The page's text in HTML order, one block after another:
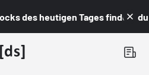
des heutigen Tages findest du